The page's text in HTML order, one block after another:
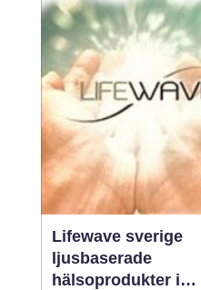
rätta blir viktigare än
jobb, vänner, hälsa och
till och med den egna
säkerheten. Då handlar
det inte längre bara om
s...
Lifewave sverige
ljusbaserade
hälsoprodukter i